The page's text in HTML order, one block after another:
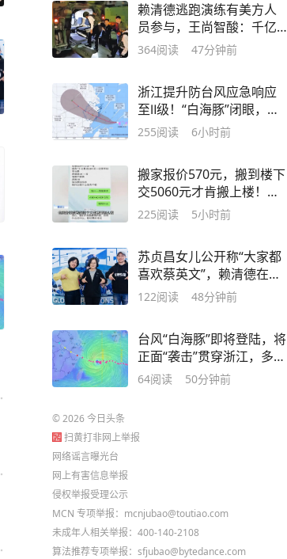
赖清德逃跑演练有美方人
员参与，王尚智酸：千亿
军购换高级逃生服务？
364阅读 47分钟前
浙江提升防台风应急响应
至Ⅱ级！“白海豚”闭眼，浙
江位于危险半圆内！浙江
停工
255阅读 6小时前
搬家报价570元，搬到楼下
交5060元才肯搬上楼！女
子傻眼了……
225阅读 5小时前
苏贞昌女儿公开称“大家都
喜欢蔡英文”，赖清德在辅
选中被边缘化？
122阅读 48分钟前
台风“白海豚”即将登陆，将
正面“袭击”贯穿浙江，多地
特大暴雨！
64阅读 50分钟前
©2026今日头条
扫黄打非网上举报
网络谣言曝光台
网上有害信息举报
侵权举报受理公示
MCN 专项举报：mcnjubao@toutiao.com
未成年人相关举报：400-140-2108
算法推荐专项举报：sfjubao@bytedance.com